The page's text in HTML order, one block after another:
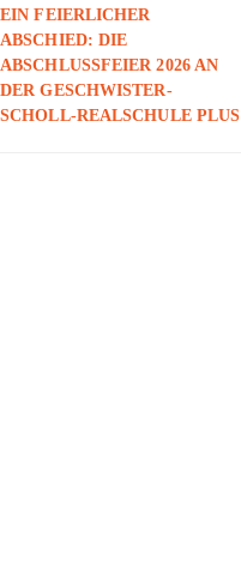
EIN FEIERLICHER
ABSCHIED: DIE
ABSCHLUSSFEIER 2026 AN
DER GESCHWISTER-
SCHOLL-REALSCHULE PLUS